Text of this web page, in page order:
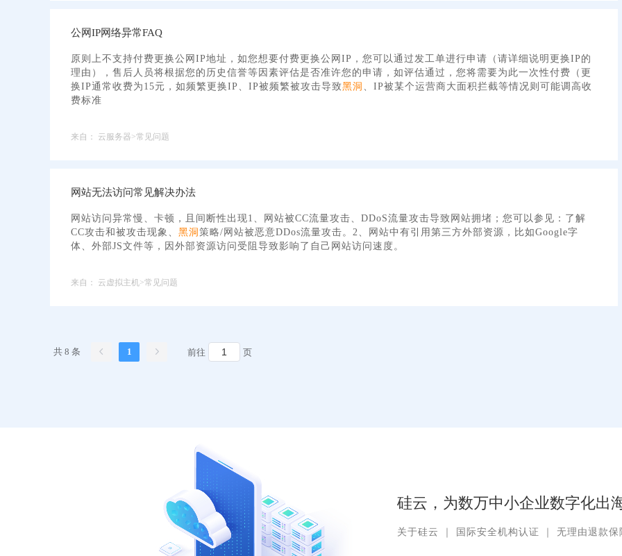
公网IP网络异常FAQ
原则上不支持付费更换公网IP地址，如您想要付费更换公网IP，您可以通过发工单进行申请（请详细说明更换IP的
理由），售后人员将根据您的历史信誉等因素评估是否准许您的申请，如评估通过，您将需要为此一次性付费（更
换IP通常收费为15元，如频繁更换IP、IP被频繁被攻击导致黑洞 、IP被某个运营商大面积拦截等情况则可能调高收
费标准
来自： 云服务器>常见问题
网站无法访问常见解决办法
网站访问异常慢、卡顿，且间断性出现1、网站被CC流量攻击、DDoS流量攻击导致网站拥堵；您可以参见：了解
CC攻击和被攻击现象、 黑洞 策略/网站被恶意DDos流量攻击。2、网站中有引用第三方外部资源，比如Google字
体、外部JS文件等，因外部资源访问受阻导致影响了自己网站访问速度。
来自： 云虚拟主机>常见问题
共 8 条 1 前往 页
硅云，为数万中小企业数字化出
关于硅云 国际安全机构认证 无理由退款保